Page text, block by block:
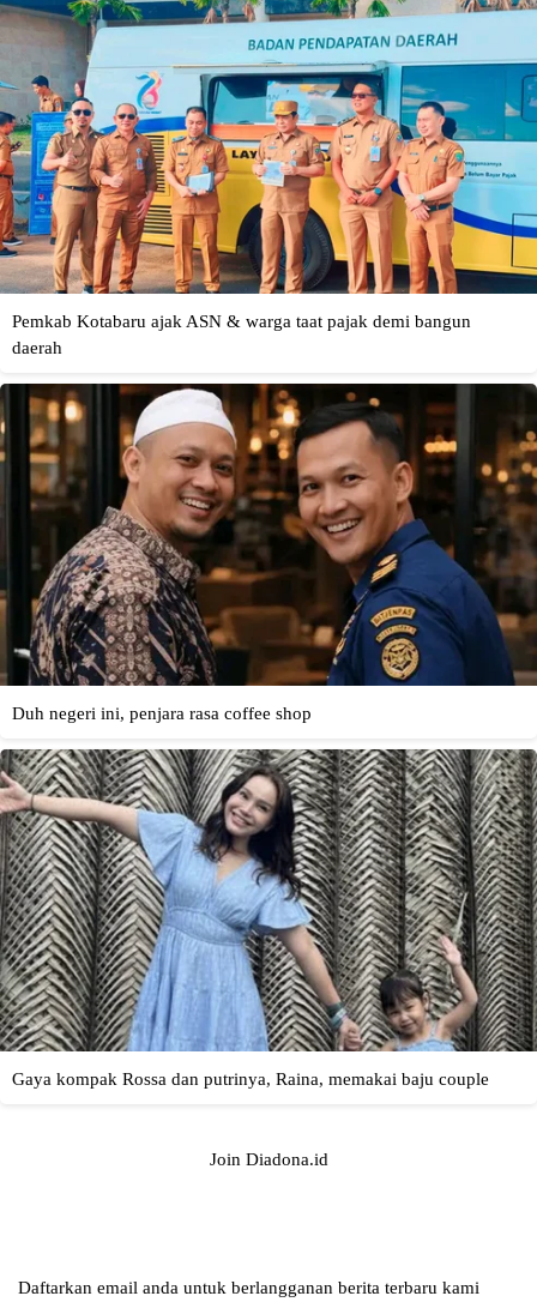
Join Diadona.id
Daftarkan email anda untuk berlangganan berita terbaru kami